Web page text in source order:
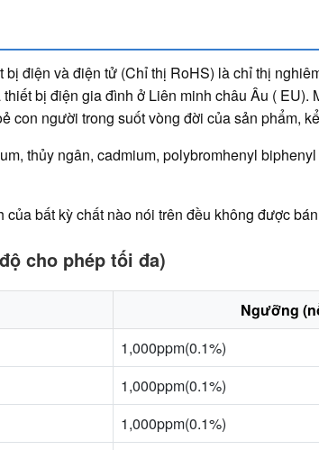
điện và điện tử (Chỉ thị RoHS) là chỉ thị
bị điện gia đình ở Liên minh châu Âu (
người trong suốt vòng đời của sản phẩm,
thủy ngân, cadmium, polybromhenyl
bất kỳ chất nào nói trên đều không được
cho phép tối đa)
Ngưỡng
1,000ppm(0.1%)
1,000ppm(0.1%)
1,000ppm(0.1%)